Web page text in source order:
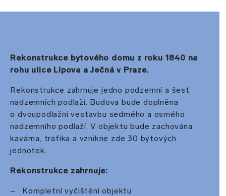
Rekonstrukce bytového domu z roku 1840 na
rohu ulice Lípova a Ječná v Praze.
Rekonstrukce zahrnuje jedno podzemní a šest
nadzemních podlaží. Budova bude doplněna
o dvoupodlažní vestavbu sedmého a osmého
nadzemního podlaží. V objektu bude zachována
kavárna, trafika a vznikne zde 30 bytových
jednotek.
Rekonstrukce zahrnuje:
Kompletní vyčištění objektu